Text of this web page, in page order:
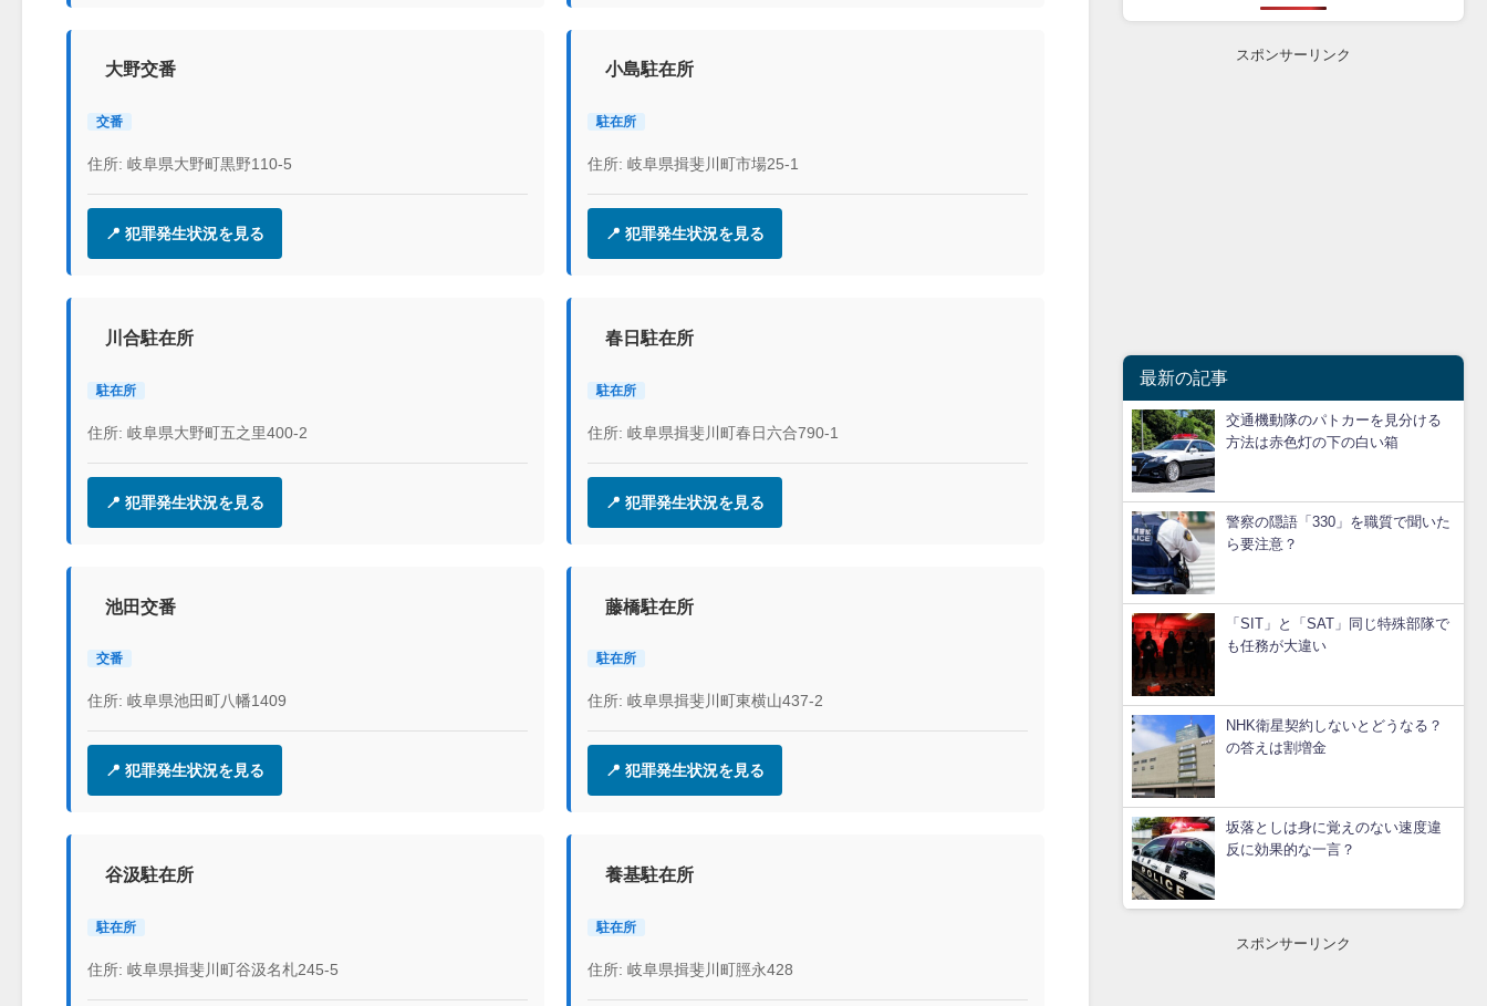
大野交番
交番
住所: 岐阜県大野町黒野110-5
📍 犯罪発生状況を見る
小島駐在所
駐在所
住所: 岐阜県揖斐川町市場25-1
📍 犯罪発生状況を見る
川合駐在所
駐在所
住所: 岐阜県大野町五之里400-2
📍 犯罪発生状況を見る
春日駐在所
駐在所
住所: 岐阜県揖斐川町春日六合790-1
📍 犯罪発生状況を見る
池田交番
交番
住所: 岐阜県池田町八幡1409
📍 犯罪発生状況を見る
藤橋駐在所
駐在所
住所: 岐阜県揖斐川町東横山437-2
📍 犯罪発生状況を見る
谷汲駐在所
駐在所
住所: 岐阜県揖斐川町谷汲名札245-5
養基駐在所
駐在所
住所: 岐阜県揖斐川町脛永428
スポンサーリンク
最新の記事
交通機動隊のパトカーを見分ける
方法は赤色灯の下の白い箱
警察の隠語「330」を職質で聞いた
ら要注意？
「SIT」と「SAT」同じ特殊部隊で
も任務が大違い
NHK衛星契約しないとどうなる？
の答えは割増金
坂落としは身に覚えのない速度違
反に効果的な一言？
スポンサーリンク